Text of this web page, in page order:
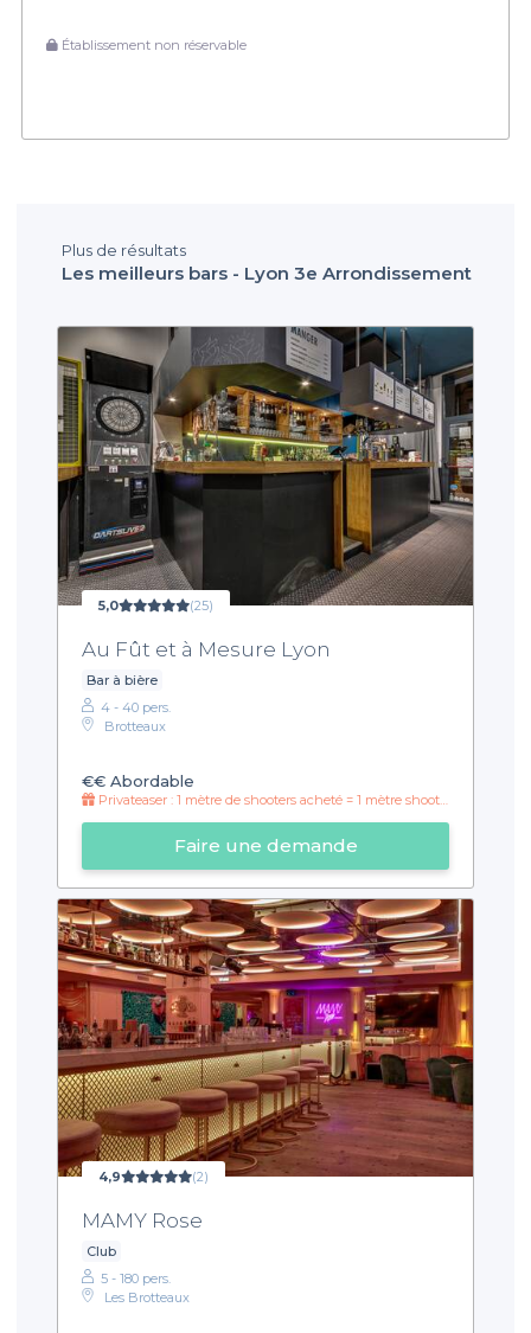
Établissement non réservable
Plus de résultats
Les meilleurs bars - Lyon 3e Arrondissement
5,0 (25)
Au Fût et à Mesure Lyon
Bar à bière
4 - 40 pers.
Brotteaux
€€ Abordable
Privateaser : 1 mètre de shooters acheté = 1 mètre shooters offert toutes les 30 minutes !
Faire une demande
4,9 (2)
MAMY Rose
Club
5 - 180 pers.
Les Brotteaux